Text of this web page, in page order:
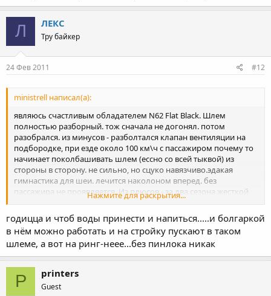
Л ЛЕКС
Тру байкер
24 Фев 2011 #12
ministrell написал(а):
являюсь счастливым обладателем N62 Flat Black. Шлем
полностью разборный. тож сначала не догонял. потом
разобрался. из минусов - разболтался клапан вентиляции на
подбородке, при езде около 100 км\ч с пассажиром почему то
начинает поколбашивать шлем (ессно со всей тыквой) из
стороны в сторону. не сильно, но сцуко навязчиво.эдакая
гимнастика для шеи. лечится наколоном вперед. без
пассажира не проявляется. Из плюсов - за два сезона жесткой
каждодневной эксплуатации (в сезон, с апреля по ноябрь)
визор конечно покоцался, но не критично. менять пока что
жаба давит, да и необходимости нет, не напяргает. застежка
работает безупречно. из-за рассеянности надр@чился
застегивать шлем одной рукой на ходу пинлок еще не тестил,
но думаю таки приобрету, возможность безпроблемной
установки таки греет душу. Гы, еще спал в нем как то раз)
годицца вместо подушки, как звукоизоляция и как защита от
комаров)
Нажмите для раскрытия...
годицца и чтоб воды принести и напиться.....и болгаркой
в нём можно работать и на стройку пускают в таком
шлеме, а вот на ринг-неее...без пинлока никак
P printers
Guest